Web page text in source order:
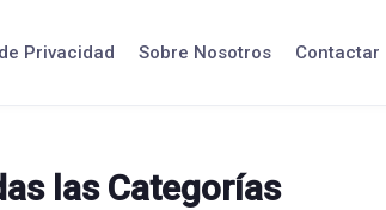
Privacidad Sobre Nosotros Contactar
las Categorías